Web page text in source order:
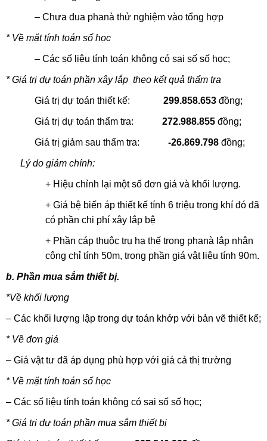
– Chưa đua phanà thử nghiệm vào tổng hợp
* Về mặt tính toán số học
– Các số liệu tính toán không có sai số số học;
* Giá trị dự toán phần xây lắp theo kết quả thẩm tra
Giá trị dự toán thiết kế: 299.858.653đồng;
Giá trị dự toán thẩm tra: 272.988.855đồng;
Giá trị giảm sau thẩm tra: -26.869.798 đồng;
Lý do giảm chính:
+ Hiệu chỉnh lại một số đơn giá và khối lượng.
+ Giá bệ biến áp thiết kế tính 6 triệu trong khí đó đã
có phần chi phí xây lắp bệ
+ Phần cáp thuộc trụ hạ thế trong phanà lắp nhân
công chỉ tính 50m, trong phần giá vật liệu tính 90m.
b. Phần mua sắm thiết bị.
*Về khối lượng
– Các khối lượng lập trong dự toán khớp với bản vẽ thiết kế;
* Về đơn giá
– Giá vật tư đã áp dụng phù hợp với giá cả thị trường
* Về mặt tính toán số học
– Các số liệu tính toán không có sai số số học;
* Giá trị dự toán phần mua sắm thiết bị